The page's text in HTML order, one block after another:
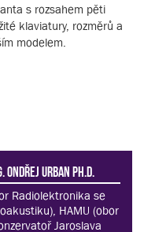
s rozsahem pěti
klaviatury, rozměrů a
modelem.
Ondřej Urban Ph.D.
Radiolektronika se
HAMU (obor
Jaroslava